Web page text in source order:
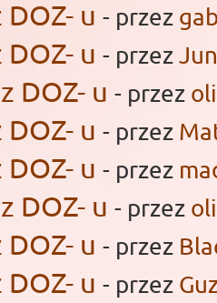
DOZ- u - przez
DOZ- u - przez
DOZ- u - przez
DOZ- u - przez
DOZ- u - przez
DOZ- u - przez
DOZ- u - przez
DOZ- u - przez